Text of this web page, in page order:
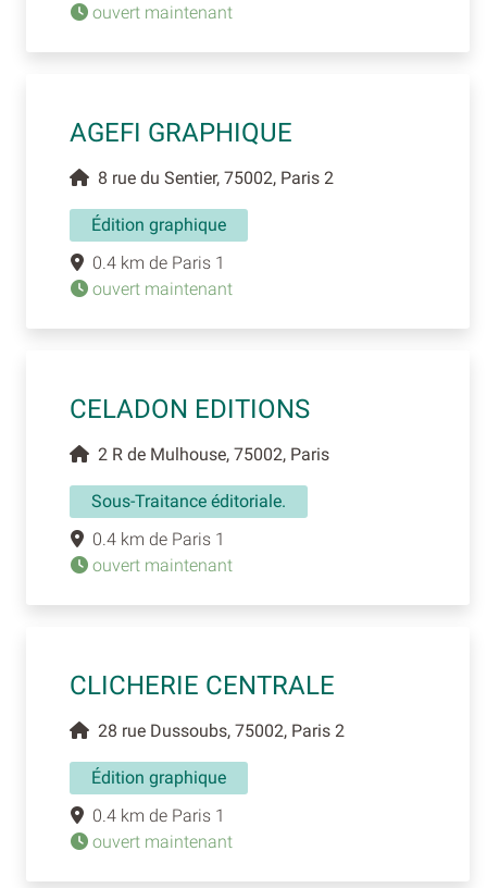
ouvert maintenant
AGEFI GRAPHIQUE
8 rue du Sentier, 75002, Paris 2
Édition graphique
0.4 km de Paris 1
ouvert maintenant
CELADON EDITIONS
2 R de Mulhouse, 75002, Paris
Sous-Traitance éditoriale.
0.4 km de Paris 1
ouvert maintenant
CLICHERIE CENTRALE
28 rue Dussoubs, 75002, Paris 2
Édition graphique
0.4 km de Paris 1
ouvert maintenant